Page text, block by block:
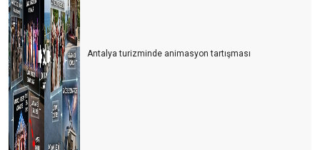
Antalya turizminde animasyon tartışması